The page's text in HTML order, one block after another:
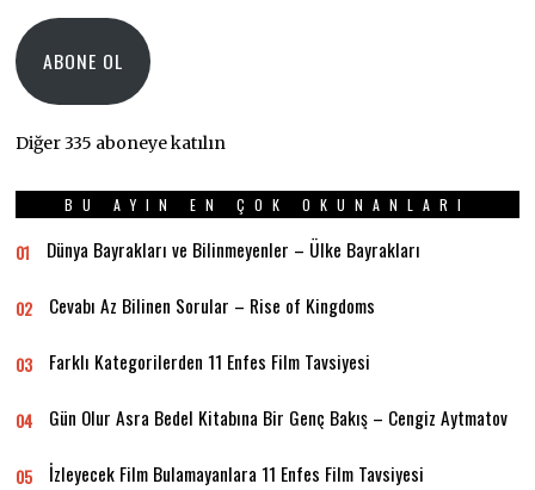
ABONE OL
Diğer 335 aboneye katılın
BU AYIN EN ÇOK OKUNANLARI
01 Dünya Bayrakları ve Bilinmeyenler – Ülke Bayrakları
02 Cevabı Az Bilinen Sorular – Rise of Kingdoms
03 Farklı Kategorilerden 11 Enfes Film Tavsiyesi
04 Gün Olur Asra Bedel Kitabına Bir Genç Bakış – Cengiz Aytmatov
05 İzleyecek Film Bulamayanlara 11 Enfes Film Tavsiyesi